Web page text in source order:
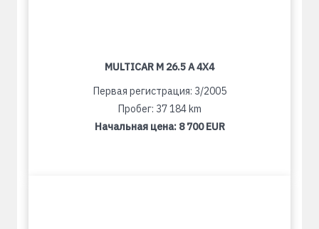
MULTICAR M 26.5 A 4X4
Первая регистрация: 3/2005
Пробег: 37 184 km
Начальная цена: 8 700 EUR